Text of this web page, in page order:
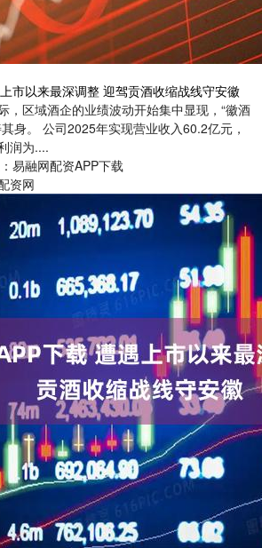
市以来最深调整 迎驾贡酒收缩战线守安徽
，区域酒企的业绩波动开始集中显现，“徽酒
身。 公司2025年实现营业收入60.2亿元，
润为....
易融网配资APP下载
资网